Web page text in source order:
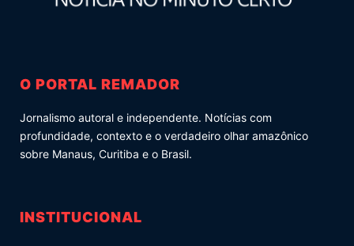
O PORTAL REMADOR
Jornalismo autoral e independente. Notícias com
profundidade, contexto e o verdadeiro olhar amazônico
sobre Manaus, Curitiba e o Brasil.
INSTITUCIONAL